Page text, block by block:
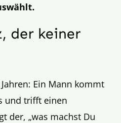
keiner
Ein Mann kommt
und trifft einen
der, „was machst Du